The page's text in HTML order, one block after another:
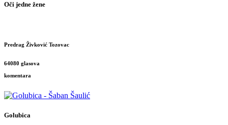
Oči jedne žene
Predrag Živković Tozovac
64080 glasova
komentara
Golubica